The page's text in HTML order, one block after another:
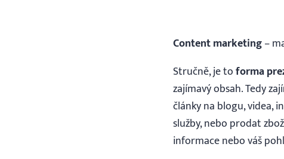
Content marketing–
Stručně, je toforma
zajímavý obsah. Tedy
články na blogu, videa,
služby, nebo prodat
informace nebo váš